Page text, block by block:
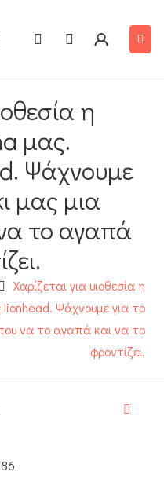
η
μας.
Ψάχνουμε
μας μια
το αγαπά
Χαρίζεται για υιοθεσία η
Ψάχνουμε για το
να το αγαπά και να το
φροντίζει.